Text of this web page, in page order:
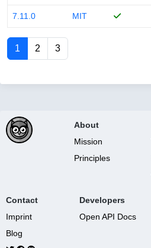
7.11.0 MIT
1 2 3
About
Mission
Principles
Contact
Imprint
Blog
Developers
Open API Docs